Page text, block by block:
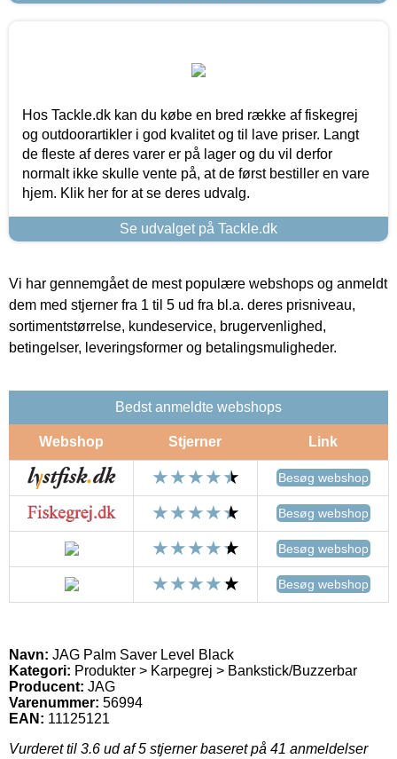
Hos Tackle.dk kan du købe en bred række af fiskegrej
og outdoorartikler i god kvalitet og til lave priser. Langt
de fleste af deres varer er på lager og du vil derfor
normalt ikke skulle vente på, at de først bestiller en vare
hjem. Klik her for at se deres udvalg.
Se udvalget på Tackle.dk
Vi har gennemgået de mest populære webshops og anmeldt
dem med stjerner fra 1 til 5 ud fra bl.a. deres prisniveau,
sortimentstørrelse, kundeservice, brugervenlighed,
betingelser, leveringsformer og betalingsmuligheder.
Bedst anmeldte webshops
Webshop Stjerner Link
Besøg webshop
Besøg webshop
Besøg webshop
Besøg webshop
Navn: JAG Palm Saver Level Black
Kategori: Produkter > Karpegrej > Bankstick/Buzzerbar
Producent: JAG
Varenummer: 56994
EAN: 11125121
Vurderet til 3.6 ud af 5 stjerner baseret på 41 anmeldelser